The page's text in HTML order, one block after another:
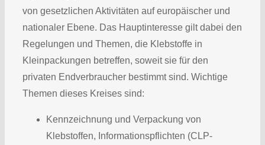
von gesetzlichen Aktivitäten auf europäischer und
nationaler Ebene. Das Hauptinteresse gilt dabei den
Regelungen und Themen, die Klebstoffe in
Kleinpackungen betreffen, soweit sie für den
privaten Endverbraucher bestimmt sind. Wichtige
Themen dieses Kreises sind:
Kennzeichnung und Verpackung von
Klebstoffen, Informationspflichten (CLP-